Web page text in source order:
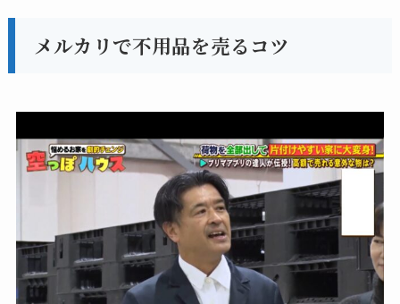
メルカリで不用品を売るコツ